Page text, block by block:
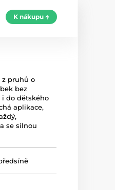
K nákupu
z pruhů o
bez
i do dětského
aplikace,
,
se silnou